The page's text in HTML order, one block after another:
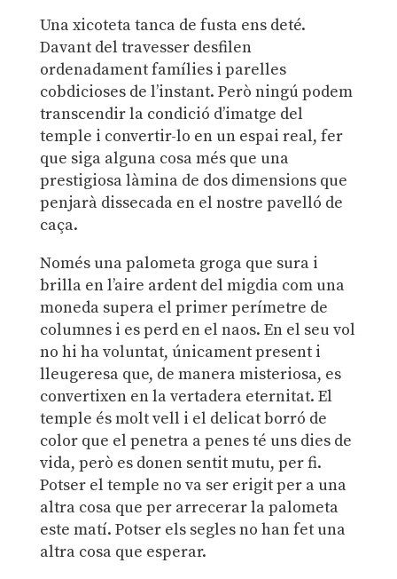
Una xicoteta tanca de fusta ens deté.
Davant del travesser desfilen
ordenadament famílies i parelles
cobdicioses de l’instant. Però ningú podem
transcendir la condició d’imatge del
temple i convertir-lo en un espai real, fer
que siga alguna cosa més que una
prestigiosa làmina de dos dimensions que
penjarà dissecada en el nostre pavelló de
caça.
Només una palometa groga que sura i
brilla en l’aire ardent del migdia com una
moneda supera el primer perímetre de
columnes i es perd en el naos. En el seu vol
no hi ha voluntat, únicament present i
lleugeresa que, de manera misteriosa, es
convertixen en la vertadera eternitat. El
temple és molt vell i el delicat borró de
color que el penetra a penes té uns dies de
vida, però es donen sentit mutu, per fi.
Potser el temple no va ser erigit per a una
altra cosa que per arrecerar la palometa
este matí. Potser els segles no han fet una
altra cosa que esperar.